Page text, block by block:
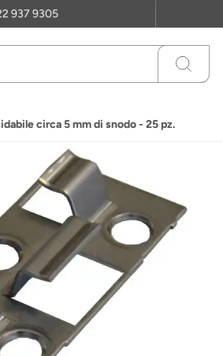
937 9305
circa 5 mm di snodo - 25 pz.